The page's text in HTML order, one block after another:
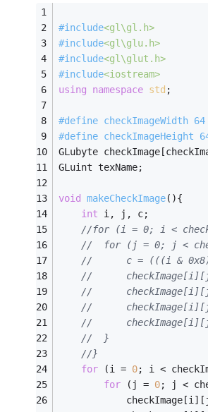
#include<gl\gl.h>
#include<gl\glu.h>
#include<gl\glut.h>
#include<iostream>
using
namespace std ;
#define checkImageWidth 64
#define checkImageHeight
GLubyte
GLuint texName;
void makeCheckImage(){
int i, j, c;
//for (i = 0; i <
//	for (j = 0; j <
//		c = (((i &
//
//
//
//
//	}
//}
for (i = 0; i <
for (j = 0; j <